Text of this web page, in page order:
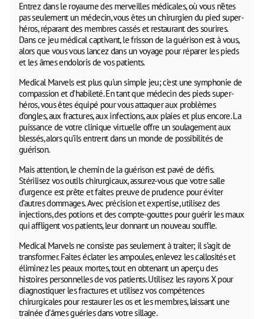
Entrez dans le royaume des merveilles médicales, où vous n’êtes
pas seulement un médecin, vous êtes un chirurgien du pied super-
héros, réparant des membres cassés et restaurant des sourires.
Dans ce jeu médical captivant, le frisson de la guérison est à vous,
alors que vous vous lancez dans un voyage pour réparer les pieds
et les âmes endoloris de vos patients.
Medical Marvels est plus qu’un simple jeu; c’est une symphonie de
compassion et d’habileté. En tant que médecin des pieds super-
héros, vous êtes équipé pour vous attaquer aux problèmes
d’ongles, aux fractures, aux infections, aux plaies et plus encore. La
puissance de votre clinique virtuelle offre un soulagement aux
blessés, alors qu’ils entrent dans un monde de possibilités de
guérison.
Mais attention, le chemin de la guérison est pavé de défis.
Stérilisez vos outils chirurgicaux, assurez-vous que votre salle
d’urgence est prête et faites preuve de prudence pour éviter
d’autres dommages. Avec précision et expertise, utilisez des
injections, des potions et des compte-gouttes pour guérir les maux
qui affligent vos patients, leur donnant un nouveau souffle.
Medical Marvels ne consiste pas seulement à traiter; il s’agit de
transformer. Faites éclater les ampoules, enlevez les callosités et
éliminez les peaux mortes, tout en obtenant un aperçu des
histoires personnelles de vos patients. Utilisez les rayons X pour
diagnostiquer les fractures et utilisez vos compétences
chirurgicales pour restaurer les os et les membres, laissant une
traînée d’âmes guéries dans votre sillage.